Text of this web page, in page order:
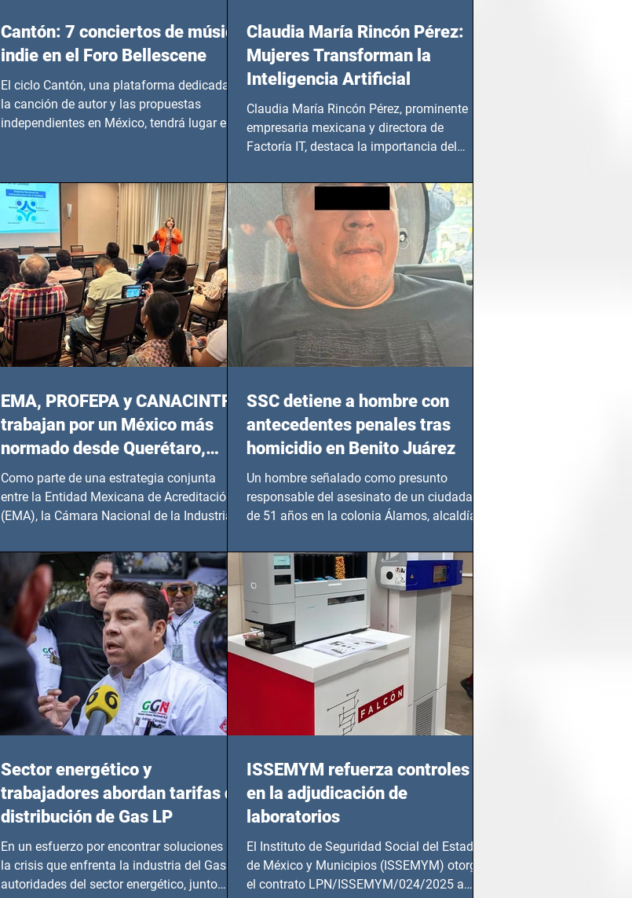
Cantón: 7 conciertos de música
indie en el Foro Bellescene
El ciclo Cantón, una plataforma dedicada a
la canción de autor y las propuestas
independientes en México, tendrá lugar en el
del 14 de agosto al 25 de septiembre, a las
20:00 horas.
Claudia María Rincón Pérez:
Mujeres Transforman la
Inteligencia Artificial
Claudia María Rincón Pérez, prominente
empresaria mexicana y directora de
Factoría IT, destaca la importancia del
EMA, PROFEPA y CANACINTRA
trabajan por un México más
normado desde Querétaro,
Hidalgo y BCS
Como parte de una estrategia conjunta
entre la Entidad Mexicana de Acreditación
(EMA), la Cámara Nacional de la Industria
SSC detiene a hombre con
antecedentes penales tras
homicidio en Benito Juárez
Un hombre señalado como presunto
responsable del asesinato de un ciudadano
de 51 años en la colonia Álamos, alcaldía
Sector energético y
trabajadores abordan tarifas de
distribución de Gas LP
En un esfuerzo por encontrar soluciones a
la crisis que enfrenta la industria del Gas LP,
autoridades del sector energético, junto
ISSEMYM refuerza controles
en la adjudicación de
laboratorios
El Instituto de Seguridad Social del Estado
de México y Municipios (ISSEMYM) otorgó
el contrato LPN/ISSEMYM/024/2025 a